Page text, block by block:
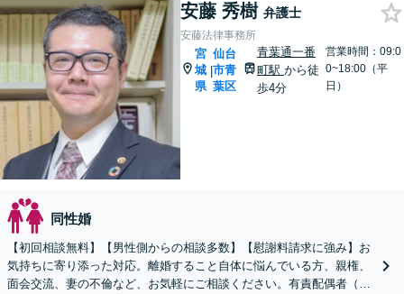
安藤 秀樹 弁護士
安藤法律事務所
宮
城
県
|
仙台
市青
葉区
青葉通一番
町駅 から徒
歩4分
営業時間：09:0
0~18:00（平
日）
同性婚
【初回相談無料】【男性側からの相談多数】【慰謝料請求に強み】お
気持ちに寄り添った対応。離婚すること自体に悩んでいる方、親権、
面会交流、妻の不倫など、お気軽にご相談ください。有責配偶者（不